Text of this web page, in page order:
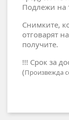
Подлежи на
Снимките,
отговарят
получите.
!!! Срок за
(Произвежда